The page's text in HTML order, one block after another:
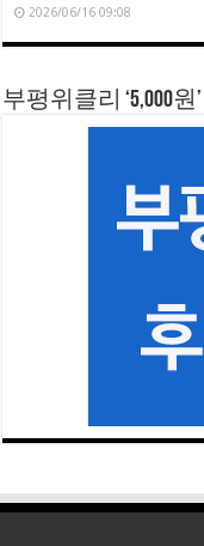
2026/06/16 09:08
부평위클리 ‘5,000